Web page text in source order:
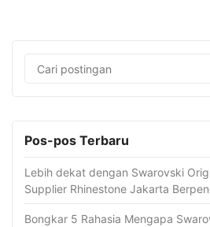
Pos-pos Terbaru
Lebih dekat dengan Swarovski
Supplier Rhinestone Jakarta
Bongkar 5 Rahasia Mengapa